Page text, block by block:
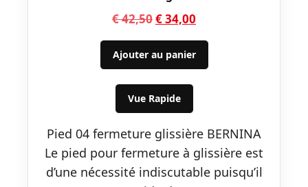
€42,50Le
prix
initial
était :
€ 42,50.
€34,00
prix
actuel
est :
Ajouter au panier
Vue Rapide
Pied 04 fermeture glissière BERNINA
Le pied pour fermeture à glissière est
d’une nécessité indiscutable puisqu’il